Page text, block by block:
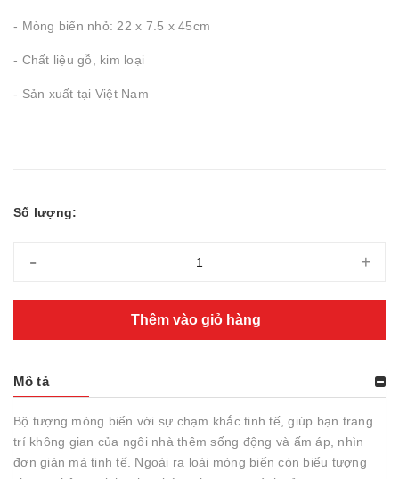
- Mòng biển nhỏ: 22 x 7.5 x 45cm
- Chất liệu gỗ, kim loại
- Sản xuất tại Việt Nam
Số lượng:
- +
Thêm vào giỏ hàng
Mô tả
Bộ tượng mòng biển với sự chạm khắc tinh tế, giúp bạn trang
trí không gian của ngôi nhà thêm sống động và ấm áp, nhìn
đơn giản mà tinh tế. Ngoài ra loài mòng biển còn biểu tượng